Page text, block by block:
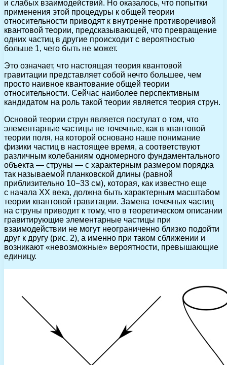
и слабых взаимодействий. Но оказалось, что попытки
применения этой процедуры к общей теории
относительности приводят к внутренне противоречивой
квантовой теории, предсказывающей, что превращение
одних частиц в другие происходит с вероятностью
больше 1, чего быть не может.
Это означает, что настоящая теория квантовой
гравитации представляет собой нечто большее, чем
просто наивное квантование общей теории
относительности. Сейчас наиболее перспективным
кандидатом на роль такой теории является теория струн.
Основой теории струн является постулат о том, что
элементарные частицы не точечные, как в квантовой
теории поля, на которой основано наше понимание
физики частиц в настоящее время, а соответствуют
различным колебаниям одномерного фундаментального
объекта — струны — с характерным размером порядка
так называемой планковской длины (равной
приблизительно 10−33 см), которая, как известно еще
с начала XX века, должна быть характерным масштабом
теории квантовой гравитации. Замена точечных частиц
на струны приводит к тому, что в теоретическом описании
гравитирующие элементарные частицы при
взаимодействии не могут неограниченно близко подойти
друг к другу (рис. 2), а именно при таком сближении и
возникают «невозможные» вероятности, превышающие
единицу.